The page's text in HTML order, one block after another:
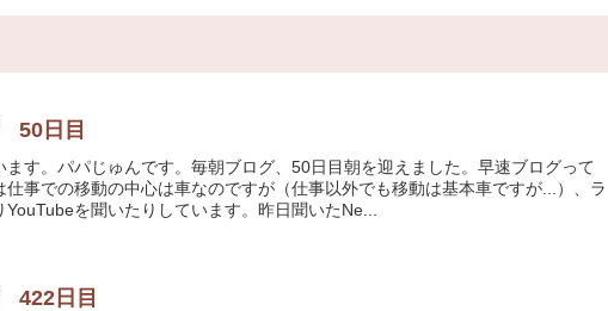
50日目
ます。パパじゅんです。毎朝ブログ、50日目朝を迎えました。早速ブログって
仕事での移動の中心は車なのですが（仕事以外でも移動は基本車ですが...）、ラ
YouTubeを聞いたりしています。昨日聞いたNe...
422日目